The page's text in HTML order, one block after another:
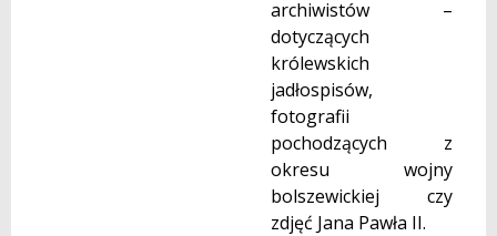
archiwistów –
dotyczących
królewskich
jadłospisów,
fotografii
pochodzących z
okresu wojny
bolszewickiej czy
zdjęć Jana Pawła II.